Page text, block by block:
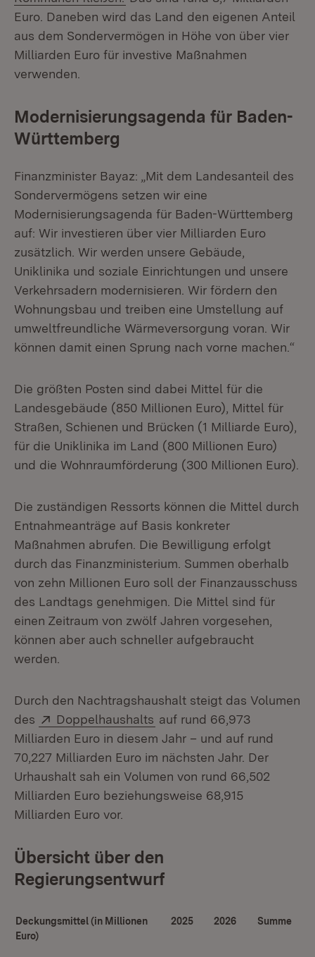
Euro. Daneben wird das Land den eigenen Anteil
aus dem Sondervermögen in Höhe von über vier
Milliarden Euro für investive Maßnahmen
verwenden.
Modernisierungsagenda für Baden-
Württemberg
Finanzminister Bayaz: „Mit dem Landesanteil des
Sondervermögens setzen wir eine
Modernisierungsagenda für Baden-Württemberg
auf: Wir investieren über vier Milliarden Euro
zusätzlich. Wir werden unsere Gebäude,
Uniklinika und soziale Einrichtungen und unsere
Verkehrsadern modernisieren. Wir fördern den
Wohnungsbau und treiben eine Umstellung auf
umweltfreundliche Wärmeversorgung voran. Wir
können damit einen Sprung nach vorne machen.“
Die größten Posten sind dabei Mittel für die
Landesgebäude (850 Millionen Euro), Mittel für
Straßen, Schienen und Brücken (1 Milliarde Euro),
für die Uniklinika im Land (800 Millionen Euro)
und die Wohnraumförderung (300 Millionen Euro).
Die zuständigen Ressorts können die Mittel durch
Entnahmeanträge auf Basis konkreter
Maßnahmen abrufen. Die Bewilligung erfolgt
durch das Finanzministerium. Summen oberhalb
von zehn Millionen Euro soll der Finanzausschuss
des Landtags genehmigen. Die Mittel sind für
einen Zeitraum von zwölf Jahren vorgesehen,
können aber auch schneller aufgebraucht
werden.
Durch den Nachtragshaushalt steigt das Volumen
des
Extern:
Doppelhaushalts (Öffnet in neuem Fenster)
auf rund 66,973
Milliarden Euro in diesem Jahr – und auf rund
70,227 Milliarden Euro im nächsten Jahr. Der
Urhaushalt sah ein Volumen von rund 66,502
Milliarden Euro beziehungsweise 68,915
Milliarden Euro vor.
Übersicht über den
Regierungsentwurf
Deckungsmittel (in Millionen
Euro)
2025 2026 Summe